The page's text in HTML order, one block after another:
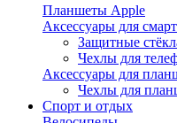
Планшеты Apple
Аксессуары для
Защитные
Чехлы для
Аксессуары для
Чехлы для
Спорт и отдых